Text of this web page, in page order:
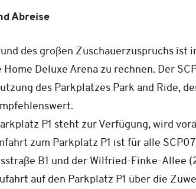
Abreise
des großen Zuschauerzuspruchs
Home Deluxe Arena zu rechnen. Der
des Parkplatzes Park and Ride,
P1 steht zur Verfügung, wird
zum Parkplatz P1 ist für alle
B1 und der Wilfried-Finke-Allee
auf den Parkplatz P1 über die